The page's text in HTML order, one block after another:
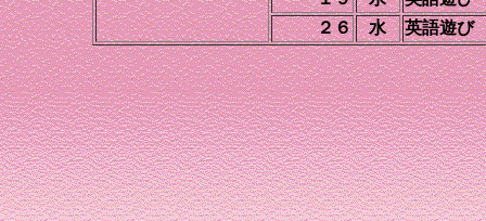
２６
水 英語遊び